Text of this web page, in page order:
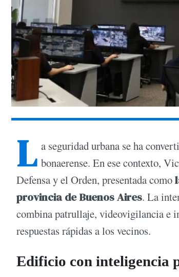
L a seguridad urbana se ha
bonaerense. En ese contexto,
Defensa y el Orden, presentada como
provincia de Buenos Aires. La
combina patrullaje, videovigilancia e
respuestas rápidas a los vecinos.
Edificio con inteligencia